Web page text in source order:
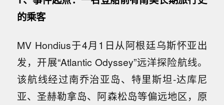
的乘客
MV Hondius于4月1日从阿根廷乌斯怀亚出
发，开展“Atlantic Odyssey”远洋探险航线。
该航线经过南乔治亚岛、特里斯坦-达库尼
亚、圣赫勒拿岛、阿森松岛等偏远地区，原